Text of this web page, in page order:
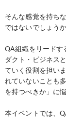
そんな感覚を持ち
ではないでしょうか
QA組織をリードす
ダクト・ビジネス
ていく役割を担い
れていないことも
を持つべきか」に
本イベントでは、